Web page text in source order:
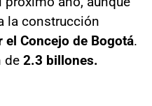
la construcción
el Concejo de Bogotá.
de 2.3 billones.